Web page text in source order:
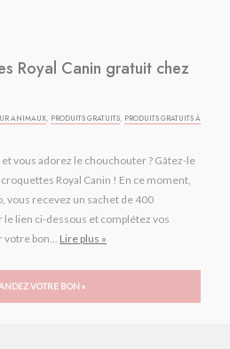
Royal Canin gratuit chez
ANIMAUX, PRODUITS GRATUITS, PRODUITS GRATUITS À
et vous adorez le chouchouter ? Gâtez-le
Royal Canin ! En ce moment,
vous recevez un sachet de 400
lien ci-dessous et complétez vos
votre bon... Lire plus »
VOTRE BON »